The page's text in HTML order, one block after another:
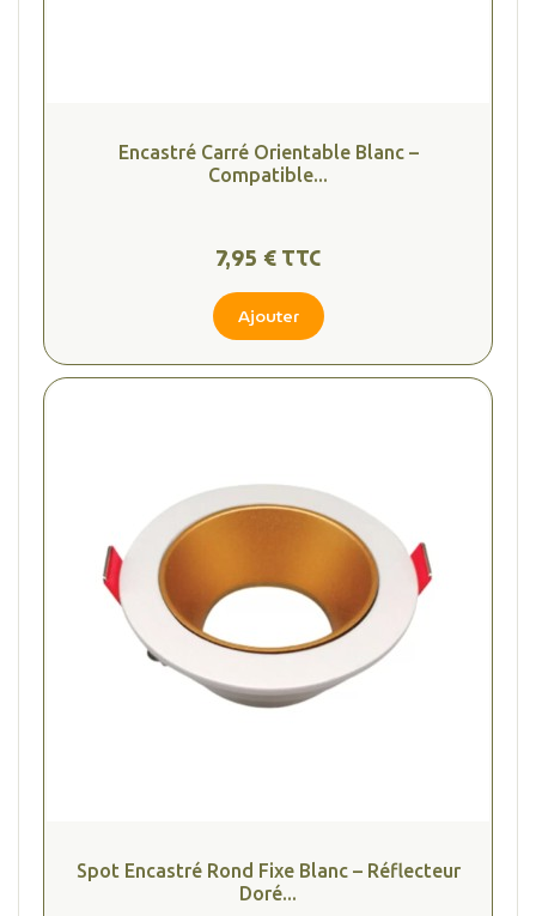
Encastré Carré Orientable Blanc –
Compatible...
7,95 € TTC
Ajouter
Spot Encastré Rond Fixe Blanc – Réflecteur
Doré...